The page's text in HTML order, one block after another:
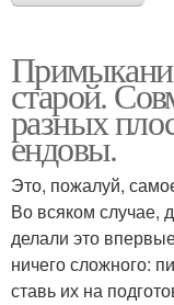
старой.
разных
ендовы.
Это, пожалуй,
Во всяком случае,
делали это
ничего сложного:
ставь их на